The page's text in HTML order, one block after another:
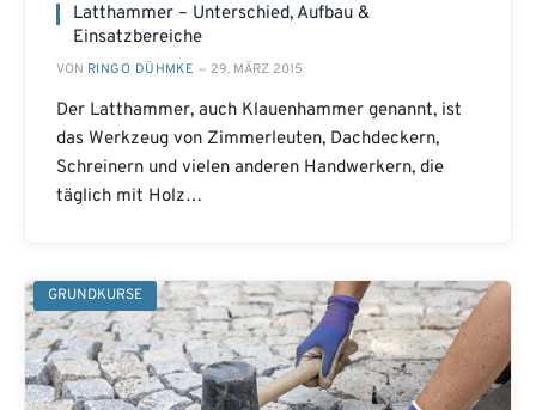
Latthammer – Unterschied, Aufbau &
Einsatzbereiche
VON RINGO DÜHMKE 29. MÄRZ 2015
Der Latthammer, auch Klauenhammer genannt, ist
das Werkzeug von Zimmerleuten, Dachdeckern,
Schreinern und vielen anderen Handwerkern, die
täglich mit Holz…
GRUNDKURSE